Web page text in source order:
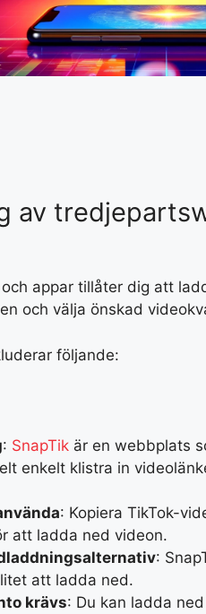
av
appar tillåter dig att
och välja önskad
följande:
: SnapTik är en webbplats
enkelt klistra in
: Kopiera TikTok-
att ladda ned videon.
:
att ladda ned.
krävs: Du kan ladda